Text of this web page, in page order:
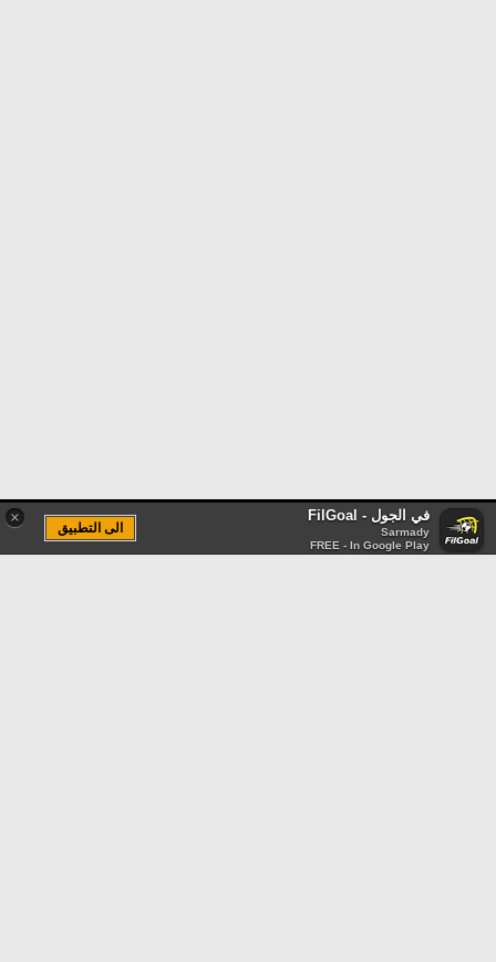
× في الجول - FilGoal
Sarmady
FREE - In Google Play
الى التطبيق